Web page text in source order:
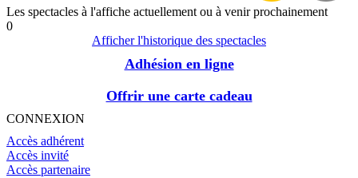
Les spectacles à l'affiche actuellement ou à venir prochainement
0
Afficher l'historique des spectacles
Adhésion en ligne
Offrir une carte cadeau
CONNEXION
Accès adhérent
Accès invité
Accès partenaire